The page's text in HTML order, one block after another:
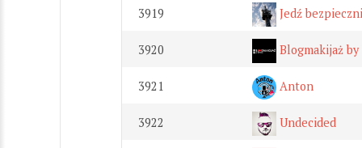
3919 Jedź
3920 Blogmakijaż by
3921 Anton
3922 Undecided